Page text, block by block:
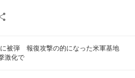
に被弾 報復攻撃の的になった米軍基地
激化で